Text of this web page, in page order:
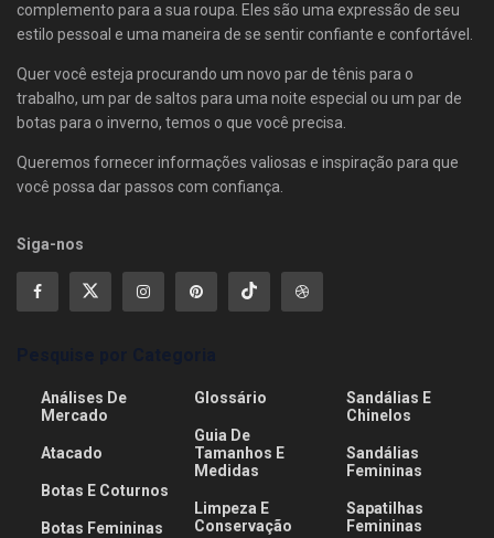
complemento para a sua roupa. Eles são uma expressão de seu
estilo pessoal e uma maneira de se sentir confiante e confortável.
Quer você esteja procurando um novo par de tênis para o
trabalho, um par de saltos para uma noite especial ou um par de
botas para o inverno, temos o que você precisa.
Queremos fornecer informações valiosas e inspiração para que
você possa dar passos com confiança.
Siga-nos
Análises De
Mercado
Atacado
Botas E Coturnos
Botas Femininas
Glossário
Guia De
Tamanhos E
Medidas
Limpeza E
Conservação
Sandálias E
Chinelos
Sandálias
Femininas
Sapatilhas
Femininas